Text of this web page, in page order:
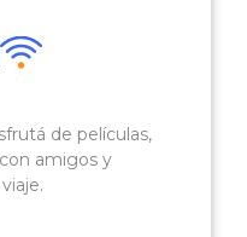
de películas,
amigos y